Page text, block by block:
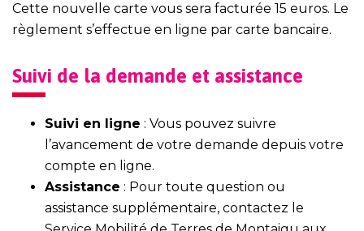
Cette nouvelle carte vous sera facturée 15 euros. Le
règlement s’effectue en ligne par carte bancaire.
Suivi de la demande et assistance
Suivi en ligne : Vous pouvez suivre
l’avancement de votre demande depuis votre
compte en ligne.
Assistance : Pour toute question ou
assistance supplémentaire, contactez le